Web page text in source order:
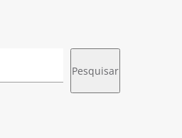
Pesquisar